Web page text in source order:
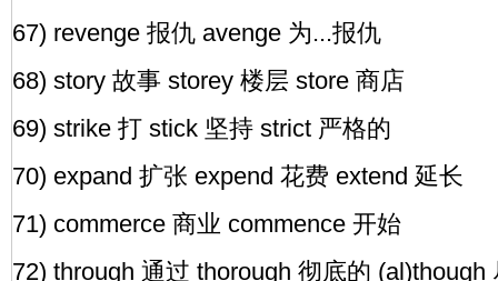
67) revenge 报仇 avenge 为...报仇
68) story 故事 storey 楼层 store 商店
69) strike 打 stick 坚持 strict 严格的
70) expand 扩张 expend 花费 extend 延长
71) commerce 商业 commence 开始
72) through 通过 thorough 彻底的 (al)though